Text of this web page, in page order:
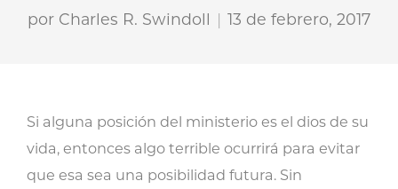
por Charles R. Swindoll 13 de febrero, 2017
Si alguna posición del ministerio es el dios de su
vida, entonces algo terrible ocurrirá para evitar
que esa sea una posibilidad futura. Sin